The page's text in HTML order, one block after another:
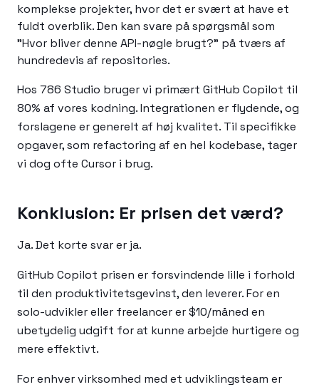
komplekse projekter, hvor det er svært at have et
fuldt overblik. Den kan svare på spørgsmål som
"Hvor bliver denne API-nøgle brugt?" på tværs af
hundredevis af repositories.
Hos 786 Studio bruger vi primært GitHub Copilot til
80% af vores kodning. Integrationen er flydende, og
forslagene er generelt af høj kvalitet. Til specifikke
opgaver, som refactoring af en hel kodebase, tager
vi dog ofte Cursor i brug.
Konklusion: Er prisen det værd?
Ja. Det korte svar er ja.
GitHub Copilot prisen er forsvindende lille i forhold
til den produktivitetsgevinst, den leverer. For en
solo-udvikler eller freelancer er $10/måned en
ubetydelig udgift for at kunne arbejde hurtigere og
mere effektivt.
For enhver virksomhed med et udviklingsteam er